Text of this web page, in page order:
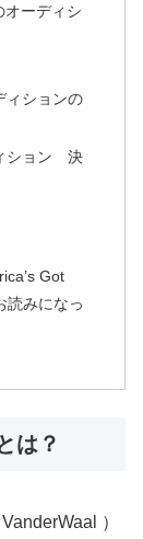
オーディシ
ィションの
ション 決
Got
読みになっ
は？
）